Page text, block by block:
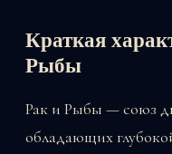
Краткая
Рыбы
Рак и Рыбы — союз
обладающих